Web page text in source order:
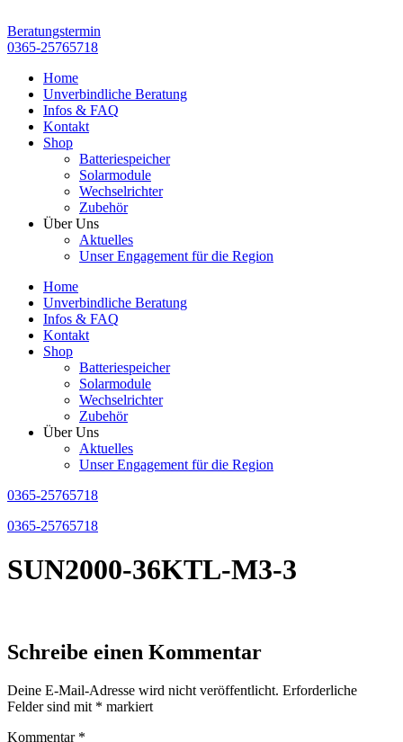
Inhalt
springen
Beratungstermin
0365-25765718
Home
Unverbindliche Beratung
Infos & FAQ
Kontakt
Shop
Batteriespeicher
Solarmodule
Wechselrichter
Zubehör
Über Uns
Aktuelles
Unser Engagement für die Region
Home
Unverbindliche Beratung
Infos & FAQ
Kontakt
Shop
Batteriespeicher
Solarmodule
Wechselrichter
Zubehör
Über Uns
Aktuelles
Unser Engagement für die Region
0365-25765718
0365-25765718
SUN2000-36KTL-M3-3
Schreibe einen Kommentar
Deine E-Mail-Adresse wird nicht veröffentlicht. Erforderliche
Felder sind mit * markiert
Kommentar *